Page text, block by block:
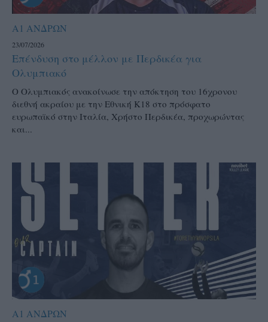
Α1 ΑΝΔΡΩΝ
23/07/2026
Επένδυση στο μέλλον με Περδικέα για
Ολυμπιακό
Ο Ολυμπιακός ανακοίνωσε την απόκτηση του 16χρονου
διεθνή ακραίου με την Εθνική Κ18 στο πρόσφατο
ευρωπαϊκό στην Ιταλία, Χρήστο Περδικέα, προχωρώντας
και...
Α1 ΑΝΔΡΩΝ